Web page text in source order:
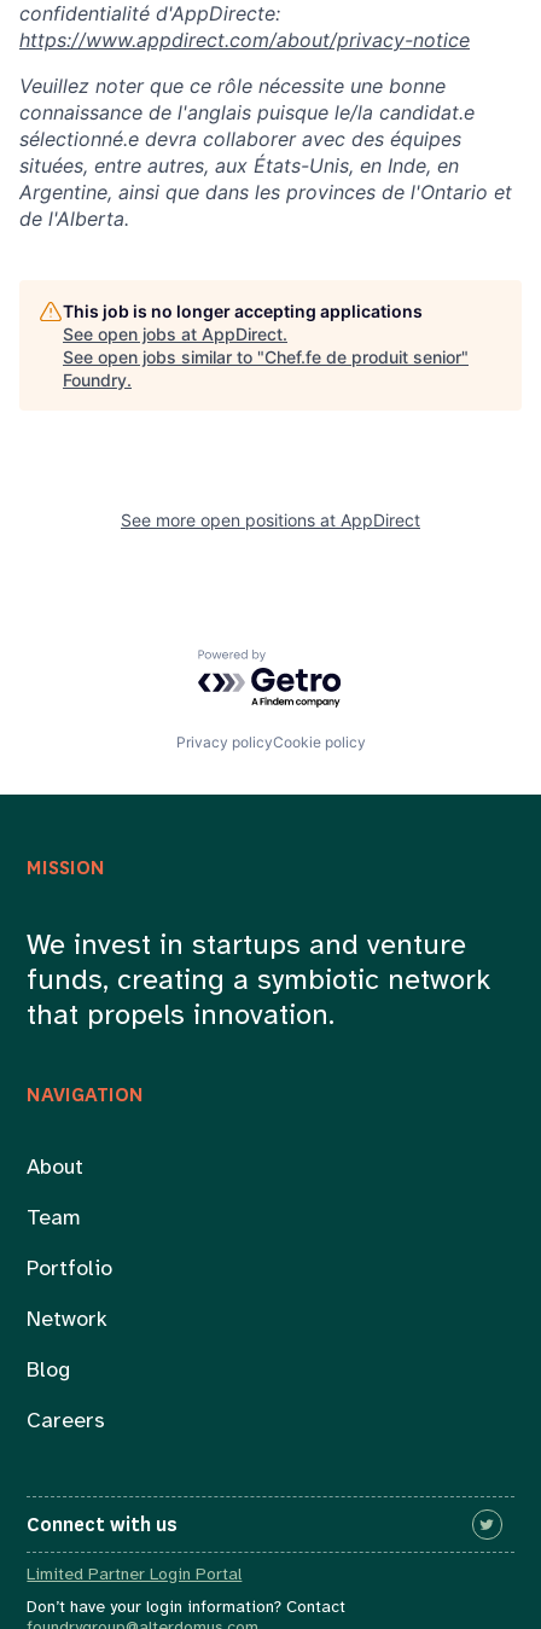
confidentialité d'AppDirecte:
https://www.appdirect.com/about/privacy-notice
Veuillez noter que ce rôle nécessite une bonne
connaissance de l'anglais puisque le/la candidat.e
sélectionné.e devra collaborer avec des équipes
situées, entre autres, aux États-Unis, en Inde, en
Argentine, ainsi que dans les provinces de l'Ontario et
de l'Alberta.
This job is no longer accepting applications
See open jobs at AppDirect.
See open jobs similar to "Chef.fe de produit senior"
Foundry.
See more open positions at AppDirect
Powered by Getro.com
Privacy policyCookie policy
NAVIGATION
About
Team
Portfolio
Network
Blog
Careers
MISSION
We invest in startups and venture
funds, creating a symbiotic network
that propels innovation.
Connect with us
Limited Partner Login Portal
Don’t have your login information? Contact